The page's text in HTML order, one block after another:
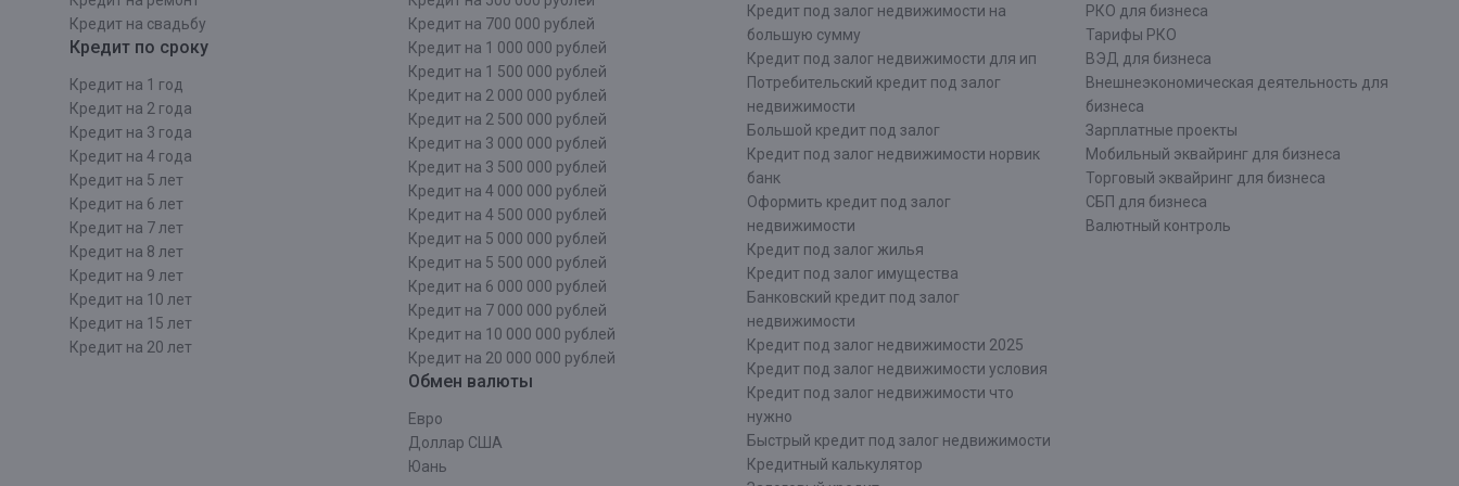
Кредит на свадьбу
Кредит по сроку
Кредит на 1 год
Кредит на 2 года
Кредит на 3 года
Кредит на 4 года
Кредит на 5 лет
Кредит на 6 лет
Кредит на 7 лет
Кредит на 8 лет
Кредит на 9 лет
Кредит на 10 лет
Кредит на 15 лет
Кредит на 20 лет
Кредит на 700 000 рублей
Кредит на 1 000 000 рублей
Кредит на 1 500 000 рублей
Кредит на 2 000 000 рублей
Кредит на 2 500 000 рублей
Кредит на 3 000 000 рублей
Кредит на 3 500 000 рублей
Кредит на 4 000 000 рублей
Кредит на 4 500 000 рублей
Кредит на 5 000 000 рублей
Кредит на 5 500 000 рублей
Кредит на 6 000 000 рублей
Кредит на 7 000 000 рублей
Кредит на 10 000 000 рублей
Кредит на 20 000 000 рублей
Обмен валюты
Евро
Доллар США
Юань
Кредит под залог недвижимости на
большую сумму
Кредит под залог недвижимости для ип
Потребительский кредит под залог
недвижимости
Большой кредит под залог
Кредит под залог недвижимости норвик
банк
Оформить кредит под залог
недвижимости
Кредит под залог жилья
Кредит под залог имущества
Банковский кредит под залог
недвижимости
Кредит под залог недвижимости 2025
Кредит под залог недвижимости условия
Кредит под залог недвижимости что
нужно
Быстрый кредит под залог недвижимости
Кредитный калькулятор
РКО для бизнеса
Тарифы РКО
ВЭД для бизнеса
Внешнеэкономическая деятельность для
бизнеса
Зарплатные проекты
Мобильный эквайринг для бизнеса
Торговый эквайринг для бизнеса
СБП для бизнеса
Валютный контроль